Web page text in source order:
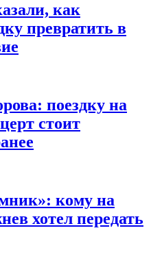
как
превратить в
поездку на
стоит
кому на
хотел передать